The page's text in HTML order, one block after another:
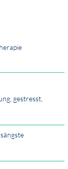
gestresst,